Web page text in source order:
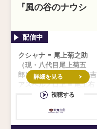
『風の谷のナウシ
魔女の戦記―」
クシャナ = 尾上菊之助
（現・八代目尾上菊五
郎） ナウシカ = 中村米吉
アスベル／口上 = 尾上右
近 ケチャ = 中村莟玉 幼
（現・尾上菊之助） 幼き
ナウシカ =
詳細を見る
視聴する